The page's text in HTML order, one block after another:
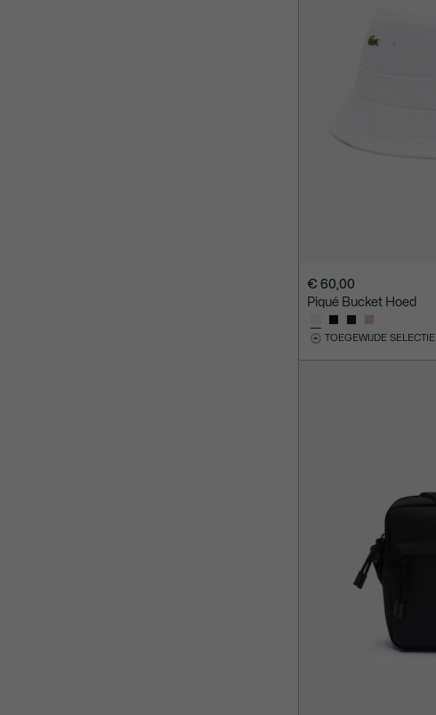
€ 60,00
Piqué Bucket Hoed
TOEGEWIJDE SELECTIE